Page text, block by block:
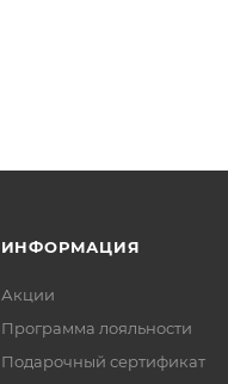
ИНФОРМАЦИЯ
Акции
Программа лояльности
Подарочный сертификат